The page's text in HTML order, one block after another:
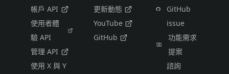
帳戶 API
使用者體
驗 API
管理 API
使用 X 與 Y
更新動態
YouTube
GitHub
GitHub
issue
功能需求
提案
諮詢